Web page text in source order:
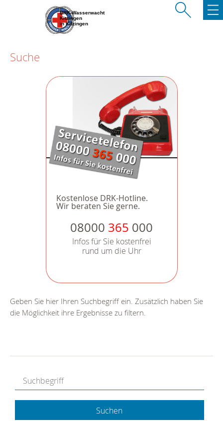
BRK-Wasserwacht
Kitzingen
in Kitzingen
Suche
Kostenlose DRK-Hotline.
Wir beraten Sie gerne.
08000 365 000
Infos für Sie kostenfrei
rund um die Uhr
Geben Sie hier Ihren Suchbegriff ein. Zusätzlich haben Sie
die Möglichkeit ihre Ergebnisse zu filtern.
Suchen